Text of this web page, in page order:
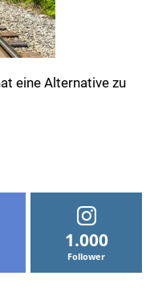
eine Alternative zu
1.000
Follower